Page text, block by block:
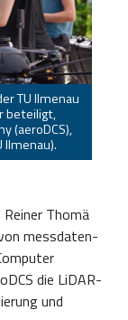
TU Ilmenau
beteiligt,
(aeroDCS),
Ilmenau).
Thomä
messdaten-
die LiDAR-
und